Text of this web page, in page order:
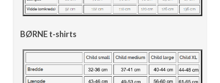
BØRNE t-shirts